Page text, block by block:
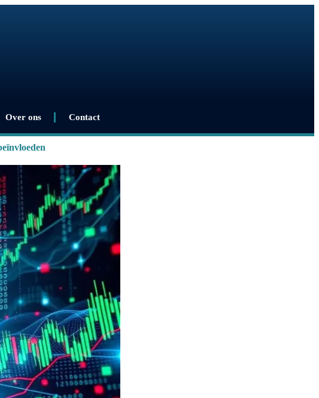
Over ons Contact